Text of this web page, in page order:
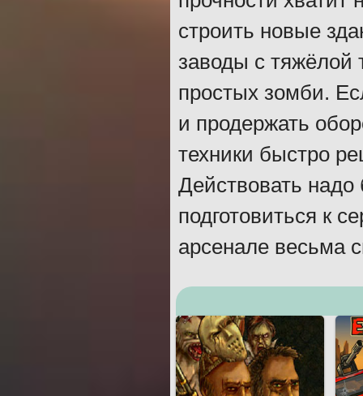
строить новые
заводы с тяжёлой
простых зомби.
и продержать
техники быстро
Действовать надо
подготовиться к
арсенале весьма